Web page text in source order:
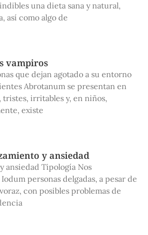
una dieta sana y natural,
así como algo de
vampiros
que dejan agotado a su entorno
Abrotanum se presentan en
tristes, irritables y, en niños,
existe
y ansiedad
ansiedad Tipología Nos
personas delgadas, a pesar de
con posibles problemas de